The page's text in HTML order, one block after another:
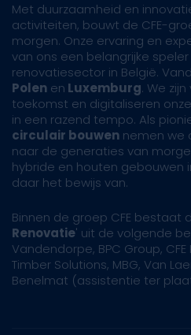
Met duurzaamheid en
activiteiten, bouwt de CFE-
morgen. Onze ervaring en
van ons een belangrijke
renovatiesector in België.
Polen en Luxemburg. We
toekomst en digitaliseren
in een razend tempo. Als
circulair bouwen nemen we
naar de generaties van
hybride en houten gebouwen
daar het bewijs van.
Binnen de groep CFE bestaat
Renovatie' uit de volgende
Vandendorpe, BPC Group, CFE
Timber Solutions, MBG, Van
Benelmat (assistentie ter